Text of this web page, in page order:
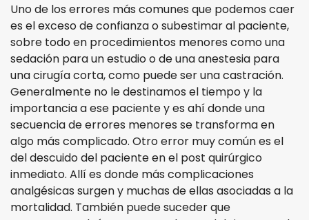
Uno de los errores más comunes que podemos caer
es el exceso de confianza o subestimar al paciente,
sobre todo en procedimientos menores como una
sedación para un estudio o de una anestesia para
una cirugía corta, como puede ser una castración.
Generalmente no le destinamos el tiempo y la
importancia a ese paciente y es ahí donde una
secuencia de errores menores se transforma en
algo más complicado. Otro error muy común es el
del descuido del paciente en el post quirúrgico
inmediato. Allí es donde más complicaciones
analgésicas surgen y muchas de ellas asociadas a la
mortalidad. También puede suceder que